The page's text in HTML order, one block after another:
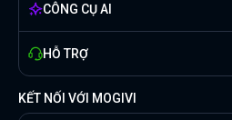
CÔNG CỤ AI
HỖ TRỢ
KẾT NỐI VỚI MOGIVI